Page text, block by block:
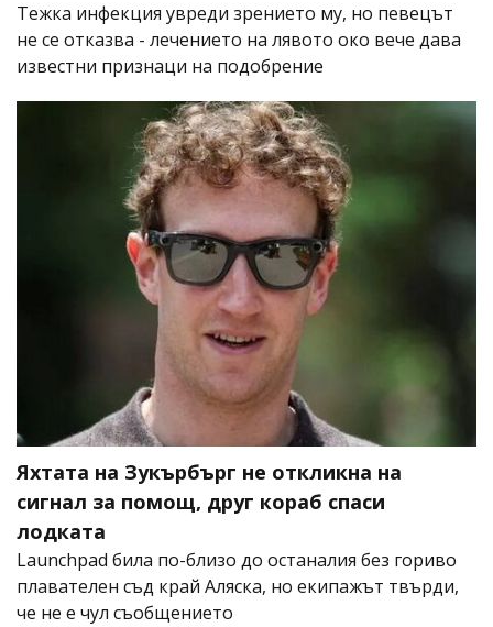
Тежка инфекция увреди зрението му, но певецът
не се отказва - лечението на лявото око вече дава
известни признаци на подобрение
Яхтата на Зукърбърг не откликна на
сигнал за помощ, друг кораб спаси
лодката
Launchpad била по-близо до останалия без гориво
плавателен съд край Аляска, но екипажът твърди,
че не е чул съобщението